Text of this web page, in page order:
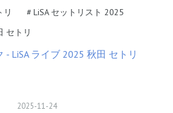
リ # LiSA セットリスト 2025
セトリ
2025-11-24